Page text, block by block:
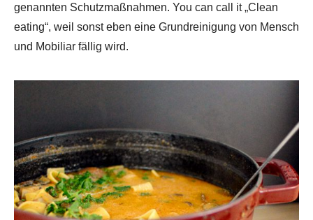
genannten Schutzmaßnahmen. You can call it „Clean
eating“, weil sonst eben eine Grundreinigung von Mensch
und Mobiliar fällig wird.